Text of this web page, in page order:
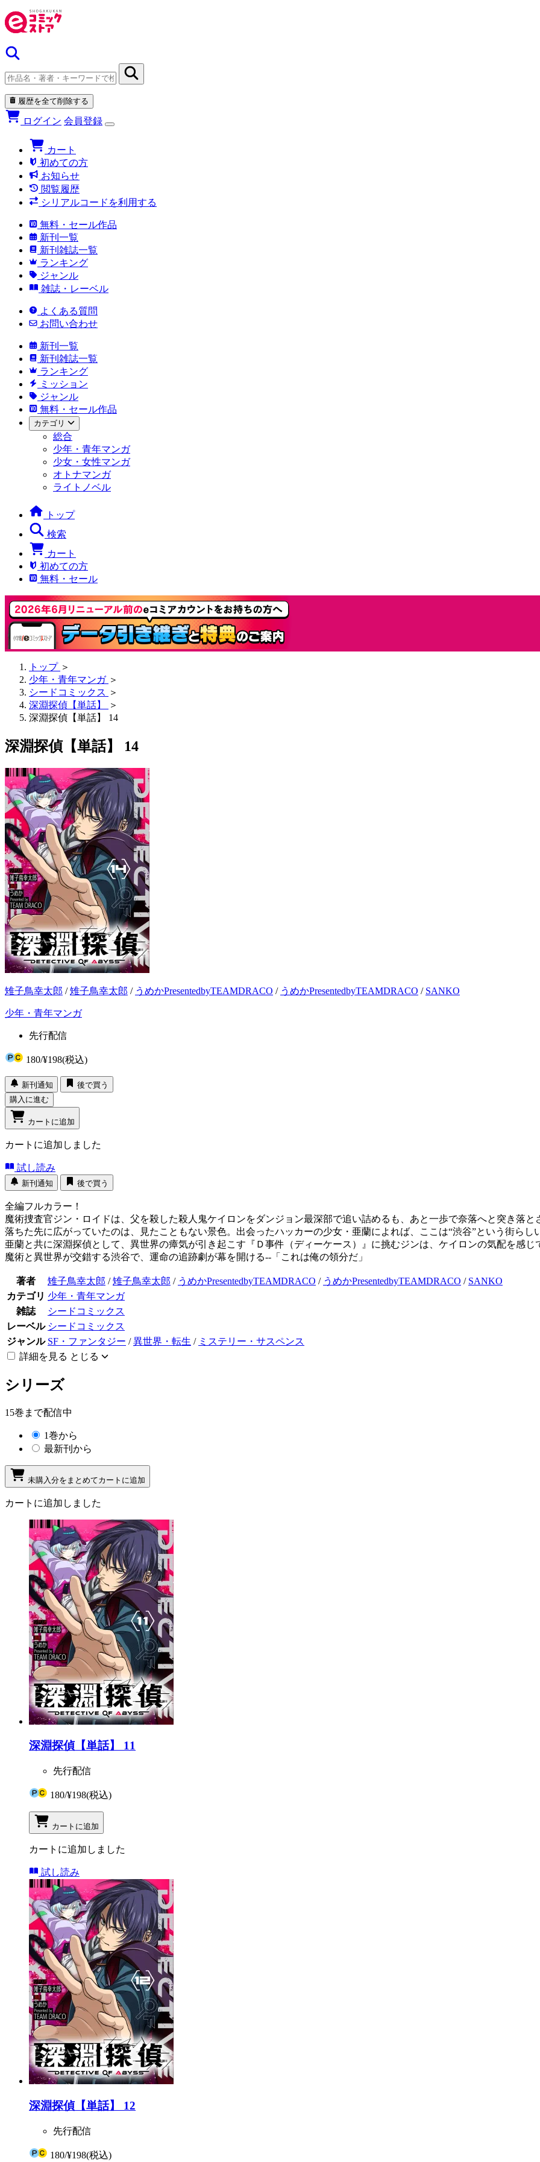
履歴を全て削除する
ログイン 会員登録
カート
初めての方
お知らせ
閲覧履歴
シリアルコードを利用する
無料・セール作品
新刊一覧
新刊雑誌一覧
ランキング
ジャンル
雑誌・レーベル
よくある質問
お問い合わせ
新刊一覧
新刊雑誌一覧
ランキング
ミッション
ジャンル
無料・セール作品
カテゴリ
総合
少年・青年マンガ
少女・女性マンガ
オトナマンガ
ライトノベル
トップ
検索
カート
初めての方
無料・セール
トップ ＞
少年・青年マンガ ＞
シードコミックス ＞
深淵探偵【単話】
＞
深淵探偵【単話】 14
深淵探偵【単話】 14
雉子鳥幸太郎 /雉子鳥幸太郎 / うめかPresentedbyTEAMDRACO / うめかPresentedbyTEAMDRACO / SANKO
少年・青年マンガ
先行配信
180/¥198(税込)
新刊通知
後で買う
購入に進む
カートに追加
カートに追加しました
試し読み
新刊通知 後で買う
全編フルカラー！
魔術捜査官ジン・ロイドは、父を殺した殺人鬼ケイロンをダンジョン最深部で追い詰めるも、あと一歩で奈落へと突き落と
落ちた先に広がっていたのは、見たこともない景色。出会ったハッカーの少女・亜蘭によれば、ここは“渋谷”という街らし
亜蘭と共に深淵探偵として、異世界の瘴気が引き起こす『Ｄ事件（ディーケース）』に挑むジンは、ケイロンの気配を感
魔術と異世界が交錯する渋谷で、運命の追跡劇が幕を開ける--「これは俺の領分だ」
著者 雉子鳥幸太郎 /雉子鳥幸太郎 / うめかPresentedbyTEAMDRACO / うめかPresentedbyTEAMDRACO / SANKO
カテゴリ 少年・青年マンガ
雑誌
シードコミックス
レーベル シードコミックス
ジャンル SF・ファンタジー /異世界・転生 / ミステリー・サスペンス
詳細を見る とじる
シリーズ
15巻まで配信中
1巻から
最新刊から
未購入分をまとめてカートに追加
カートに追加しました
深淵探偵【単話】 11
先行配信
180/¥198(税込)
カートに追加
カートに追加しました
試し読み
深淵探偵【単話】 12
先行配信
180/¥198(税込)